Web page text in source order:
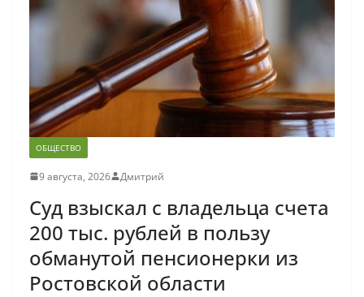
ОБЩЕСТВО
9 августа, 2026 Дмитрий
Суд взыскал с владельца счета
200 тыс. рублей в пользу
обманутой пенсионерки из
Ростовской области